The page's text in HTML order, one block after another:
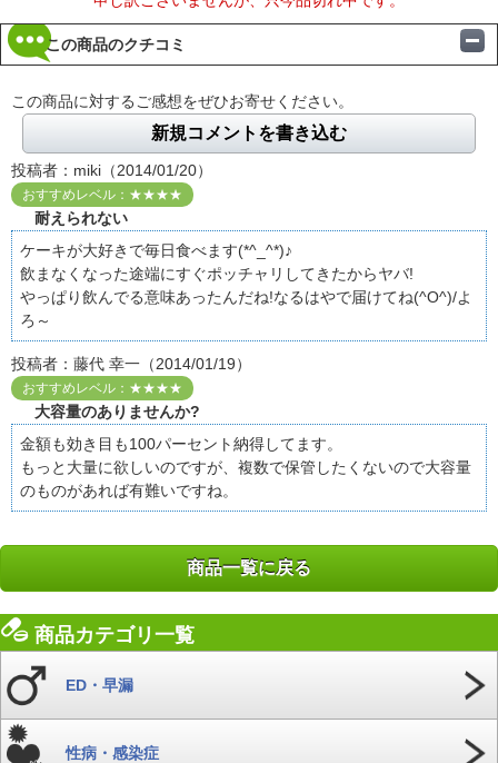
この商品のクチコミ
この商品に対するご感想をぜひお寄せください。
新規コメントを書き込む
投稿者：miki（2014/01/20）
おすすめレベル：★★★★
耐えられない
ケーキが大好きで毎日食べます(*^_^*)♪
飲まなくなった途端にすぐポッチャリしてきたからヤバ!
やっぱり飲んでる意味あったんだね!なるはやで届けてね(^O^)/よ
ろ～
投稿者：藤代 幸一（2014/01/19）
おすすめレベル：★★★★
大容量のありませんか?
金額も効き目も100パーセント納得してます。
もっと大量に欲しいのですが、複数で保管したくないので大容量
のものがあれば有難いですね。
商品一覧に戻る
商品カテゴリ一覧
ED・早漏
性病・感染症